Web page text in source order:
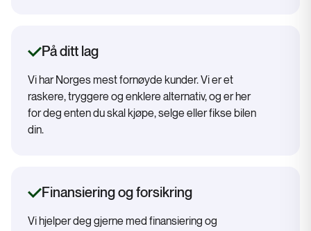
På ditt lag
Vi har Norges mest fornøyde kunder. Vi er et
raskere, tryggere og enklere alternativ, og er her
for deg enten du skal kjøpe, selge eller fikse bilen
din.
Finansiering og forsikring
Vi hjelper deg gjerne med finansiering og